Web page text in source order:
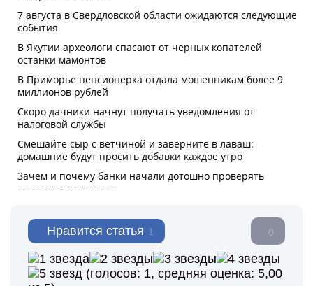
Нравится статья 1 0
(голосов: 1, средняя оценка: 5,00